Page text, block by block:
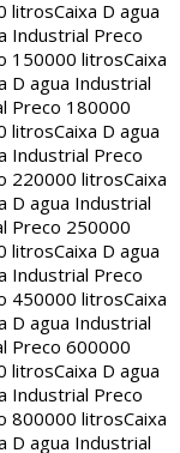
litrosCaixa D agua
Industrial Preco
150000 litrosCaixa
D agua Industrial
Preco 180000
litrosCaixa D agua
Industrial Preco
220000 litrosCaixa
D agua Industrial
Preco 250000
litrosCaixa D agua
Industrial Preco
450000 litrosCaixa
D agua Industrial
Preco 600000
litrosCaixa D agua
Industrial Preco
800000 litrosCaixa
D agua Industrial